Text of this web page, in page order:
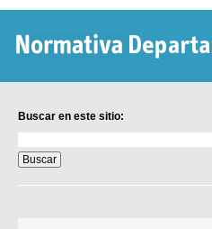
Buscar en este sitio:
en
este
sitio: